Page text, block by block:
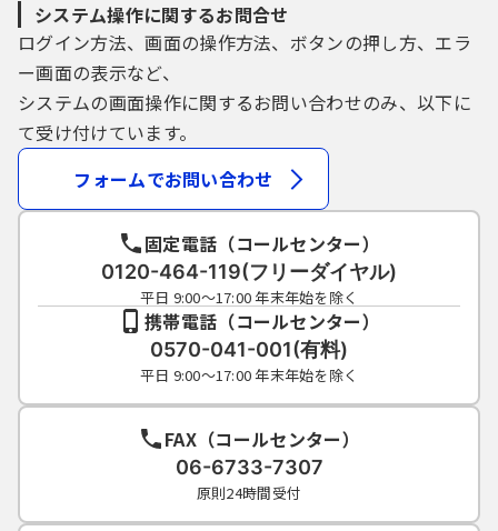
システム操作に関するお問合せ
ログイン方法、画面の操作方法、ボタンの押し方、エラ
ー画面の表示など、
システムの画面操作に関するお問い合わせのみ、以下に
て受け付けています。
フォームでお問い合わせ
固定電話（コールセンター）
0120-464-119(フリーダイヤル)
平日 9:00～17:00 年末年始を除く
携帯電話（コールセンター）
0570-041-001(有料)
平日 9:00～17:00 年末年始を除く
FAX（コールセンター）
06-6733-7307
原則24時間受付